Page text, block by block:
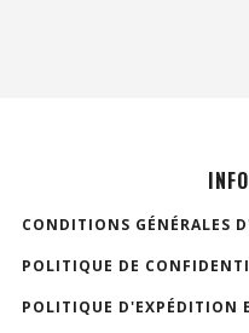
CONDITIONS GÉNÉRALES
POLITIQUE DE
POLITIQUE D'EXPÉDITION